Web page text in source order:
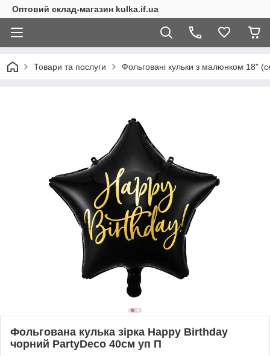
Оптовий склад-магазин kulka.if.ua
Товари та послуги Фольговані кульки з малюнком 18"
Фольгована кулька зірка Happy Birthday
чорний PartyDeco 40см уп П